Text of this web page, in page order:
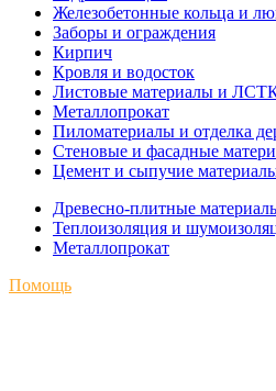
Железобетонные кольца и
Заборы и ограждения
Кирпич
Кровля и водосток
Листовые материалы и
Металлопрокат
Пиломатериалы и отделка
Стеновые и фасадные
Цемент и сыпучие
Древесно-плитные
Теплоизоляция и
Металлопрокат
Помощь